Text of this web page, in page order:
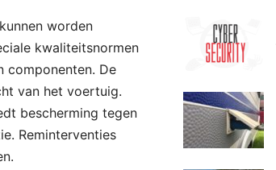
worden
kwaliteitsnormen
componenten. De
van het voertuig.
bescherming tegen
Reminterventies